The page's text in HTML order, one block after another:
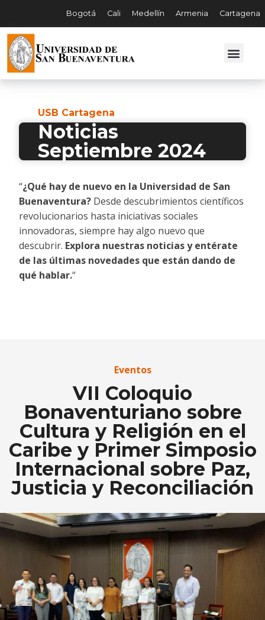
Bogotá Cali Medellín Armenia Cartagena
USB Cartagena
Noticias
Septiembre 2024
“¿Qué hay de nuevo en la Universidad de San
Buenaventura? Desde descubrimientos científicos
revolucionarios hasta iniciativas sociales
innovadoras, siempre hay algo nuevo que
descubrir. Explora nuestras noticias y entérate
de las últimas novedades que están dando de
qué hablar.“
Eventos
VII Coloquio
Bonaventuriano sobre
Cultura y Religión en el
Caribe y Primer Simposio
Internacional sobre Paz,
Justicia y Reconciliación